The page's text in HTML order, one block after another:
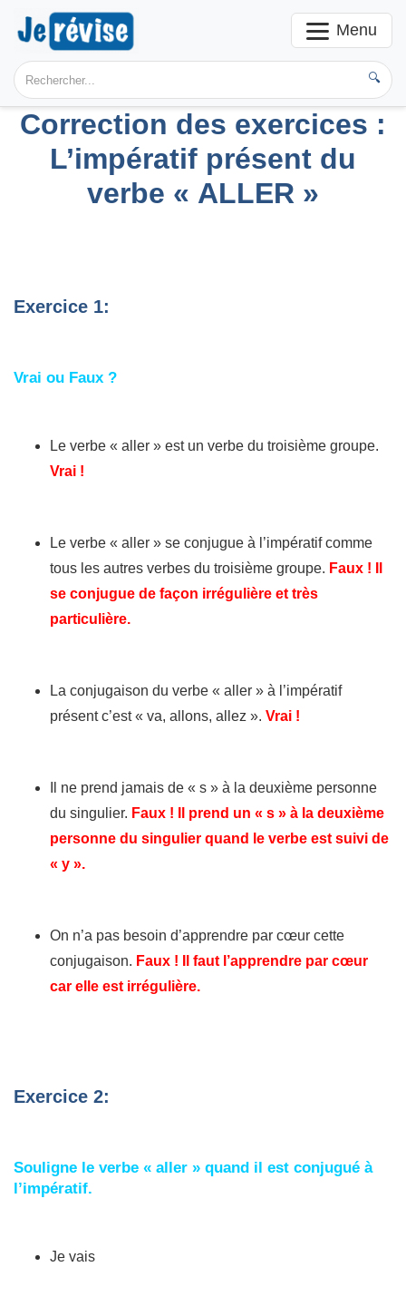
Menu
🔍
Correction des exercices :
L’impératif présent du
verbe « ALLER »
Exercice 1:
Vrai ou Faux ?
Le verbe « aller » est un verbe du troisième groupe.
Vrai !
Le verbe « aller » se conjugue à l’impératif comme
tous les autres verbes du troisième groupe. Faux ! Il
se conjugue de façon irrégulière et très
particulière.
La conjugaison du verbe « aller » à l’impératif
présent c’est « va, allons, allez ». Vrai !
Il ne prend jamais de « s » à la deuxième personne
du singulier. Faux ! Il prend un « s » à la deuxième
personne du singulier quand le verbe est suivi de
« y ».
On n’a pas besoin d’apprendre par cœur cette
conjugaison. Faux ! Il faut l’apprendre par cœur
car elle est irrégulière.
Exercice 2:
Souligne le verbe « aller » quand il est conjugué à
l’impératif.
Je vais